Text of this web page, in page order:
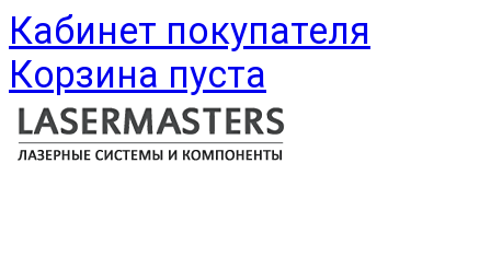
Кабинет покупателя
Корзина пуста